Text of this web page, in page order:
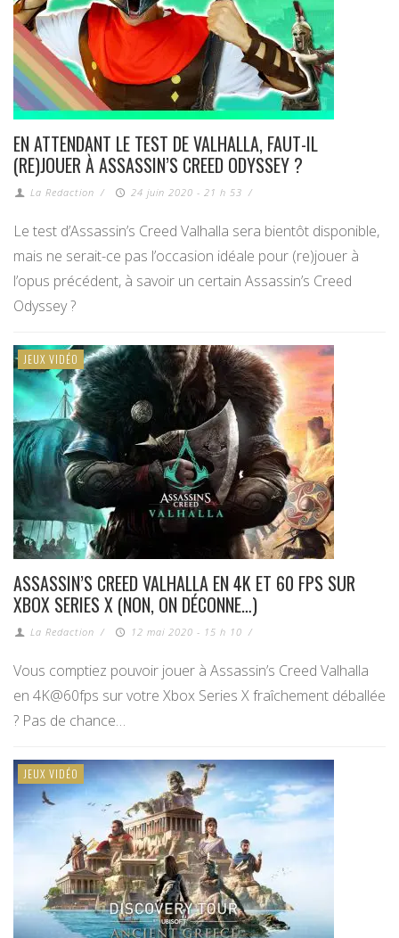
EN ATTENDANT LE TEST DE VALHALLA, FAUT-IL
(RE)JOUER À ASSASSIN’S CREED ODYSSEY ?
La Redaction / 24 juin 2020 - 21 h 53 /
Le test d’Assassin’s Creed Valhalla sera bientôt disponible,
mais ne serait-ce pas l’occasion idéale pour (re)jouer à
l’opus précédent, à savoir un certain Assassin’s Creed
Odyssey ?
JEUX VIDÉO
ASSASSIN’S CREED VALHALLA EN 4K ET 60 FPS SUR
XBOX SERIES X (NON, ON DÉCONNE…)
La Redaction / 12 mai 2020 - 15 h 10 /
Vous comptiez pouvoir jouer à Assassin’s Creed Valhalla
en 4K@60fps sur votre Xbox Series X fraîchement déballée
? Pas de chance…
JEUX VIDÉO